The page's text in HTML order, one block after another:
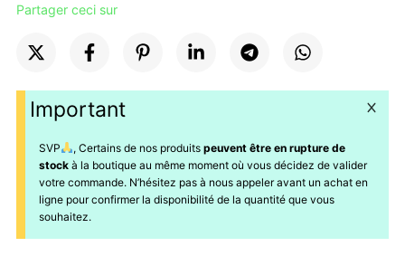
Partager ceci sur
Important
SVP , Certains de nos produits peuvent être en rupture de
stock à la boutique au même moment où vous décidez de valider
votre commande. N’hésitez pas à nous appeler avant un achat en
ligne pour confirmer la disponibilité de la quantité que vous
souhaitez.